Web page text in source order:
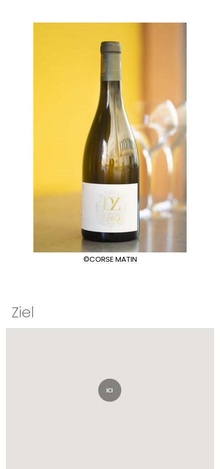
©CORSE MATIN
Ziel